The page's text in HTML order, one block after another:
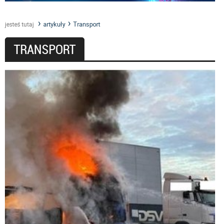
jesteś tutaj artykuły Transport
TRANSPORT